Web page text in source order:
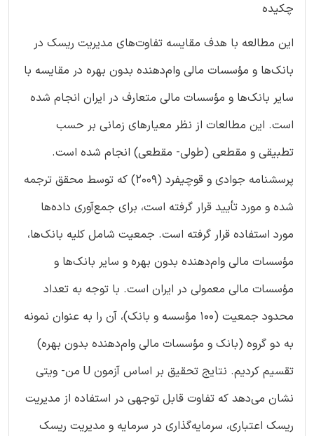
چکیده
این مطالعه با هدف مقایسه تفاوت‌های مدیریت ریسک در
بانک‌ها و مؤسسات مالی وام‌دهنده بدون بهره در مقایسه با
سایر بانک‌ها و مؤسسات مالی متعارف در ایران انجام شده
است. این مطالعات از نظر معیارهای زمانی بر حسب
تطبیقی و مقطعی (طولی- مقطعی) انجام شده است.
پرسشنامه جوادی و قوچیفرد (2009) که توسط محقق ترجمه
شده و مورد تأیید قرار گرفته است، برای جمع‌آوری داده‌ها
مورد استفاده قرار گرفته است. جمعیت شامل کلیه بانک‌ها،
مؤسسات مالی وام‌دهنده بدون بهره و سایر بانک‌ها و
مؤسسات مالی معمولی در ایران است. با توجه به تعداد
محدود جمعیت (100 مؤسسه و بانک)، آن را به عنوان نمونه
به دو گروه (بانک و مؤسسات مالی وام‌دهنده بدون بهره)
تقسیم کردیم. نتایج تحقیق بر اساس آزمون U من- ویتی
نشان می‌دهد که تفاوت قابل توجهی در استفاده از مدیریت
ریسک اعتباری، سرمایه‌گذاری در سرمایه و مدیریت ریسک